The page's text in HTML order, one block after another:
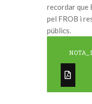
recordar que
pel FROB i
públics.